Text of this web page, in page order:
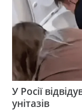
У Росії
унітазів